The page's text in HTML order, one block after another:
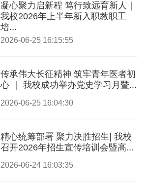
凝心聚力启新程 笃行致远育新人｜
我校2026年上半年新入职教职工
培...
2026-06-25 16:15:55
传承伟大长征精神 筑牢青年医者初
心 ｜ 我校成功举办党史学习月暨...
2026-06-25 16:04:30
精心统筹部署 聚力决胜招生| 我校
召开2026年招生宣传培训会暨高...
2026-06-24 16:03:35